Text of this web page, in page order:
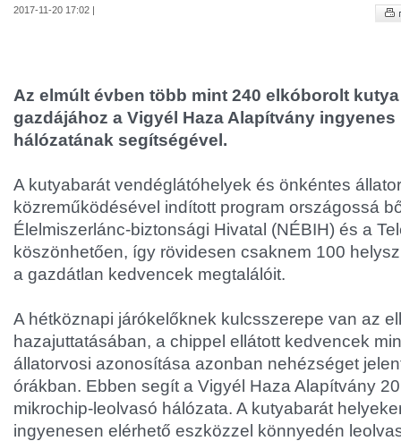
2017-11-20 17:02 |
Az elmúlt évben több mint 240 elkóborolt
gazdájához a Vigyél Haza Alapítvány
hálózatának segítségével.
A kutyabarát vendéglátóhelyek és önkéntes
közreműködésével indított program országossá
Élelmiszerlánc-biztonsági Hivatal (NÉBIH) és a
köszönhetően, így rövidesen csaknem 100
a gazdátlan kedvencek megtalálóit.
A hétköznapi járókelőknek kulcsszerepe van az
hazajuttatásában, a chippel ellátott kedvencek
állatorvosi azonosítása azonban nehézséget
órákban. Ebben segít a Vigyél Haza Alapítvány
mikrochip-leolvasó hálózata. A kutyabarát
ingyenesen elérhető eszközzel könnyedén